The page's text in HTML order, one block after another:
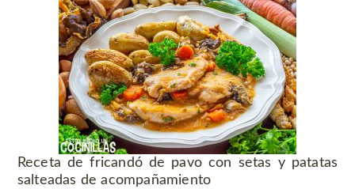
Receta de fricandó de pavo con setas y patatas
salteadas de acompañamiento